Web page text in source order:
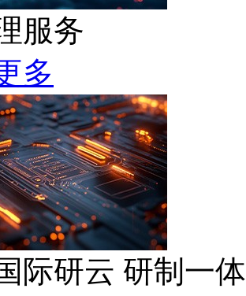
服务
多
际研云 研制一